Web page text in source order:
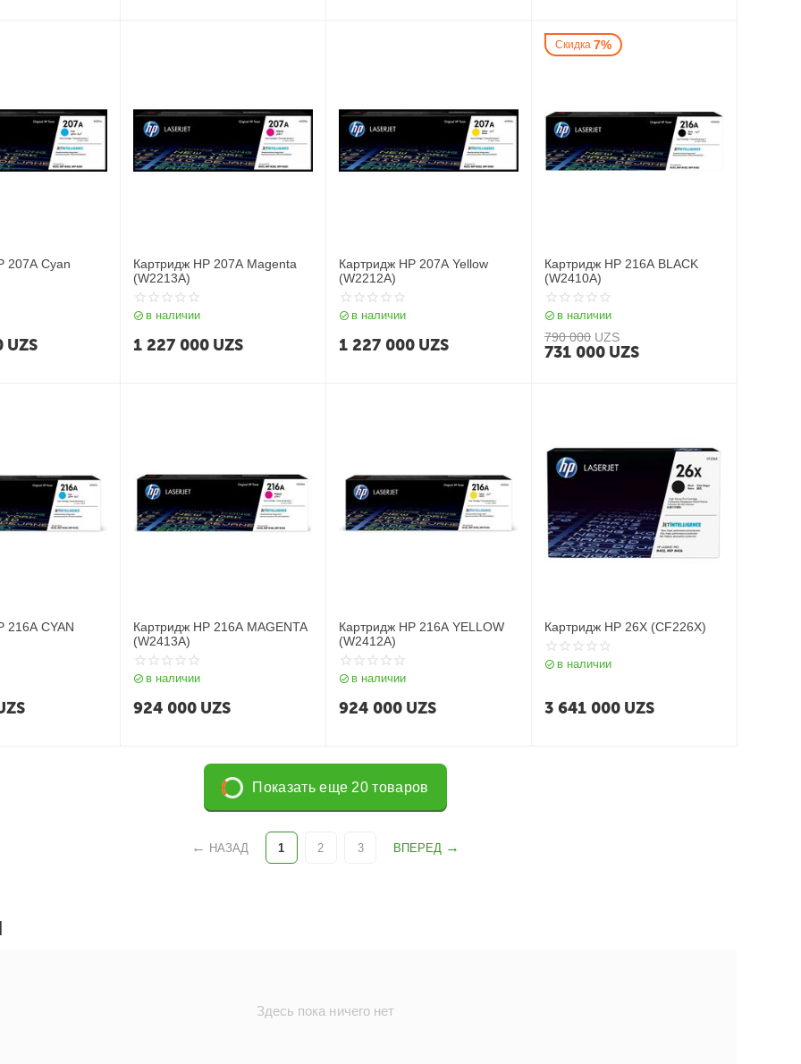
207A Cyan
UZS
Картридж HP 207A Magenta
(W2213A)
в наличии
1 227 000 UZS
Картридж HP 207A Yellow
(W2212A)
в наличии
1 227 000 UZS
Скидка 7%
Картридж HP 216A BLACK
(W2410A)
в наличии
790 000 UZS
731 000 UZS
216A CYAN
Картридж HP 216A MAGENTA
(W2413A)
в наличии
924 000 UZS
Картридж HP 216A YELLOW
(W2412A)
в наличии
924 000 UZS
Картридж HP 26X (CF226X)
в наличии
3 641 000 UZS
Показать еще 20 товаров
НАЗАД 1 2 3 ВПЕРЕД
Здесь пока ничего нет